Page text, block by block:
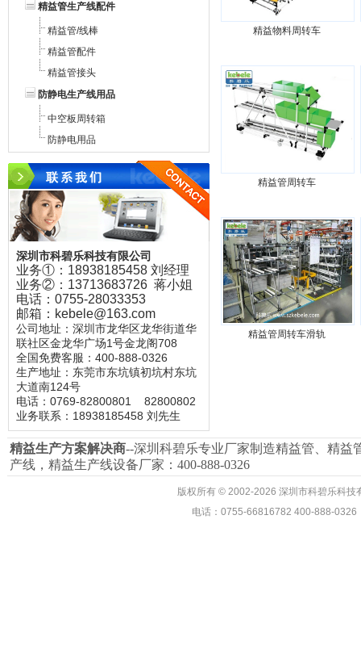
精益管生产线配件
精益管/线棒
精益管配件
精益管接头
防静电生产线用品
中空板周转箱
防静电用品
深圳市科碧乐科技有限公司
业务①：18938185458 刘经理
业务②：13713683726 蒋小姐
电话：0755-28033353
邮箱：kebele@163.com
公司地址：深圳市龙华区龙华街道华
联社区金龙华广场1号金龙阁708
全国免费客服：400-888-0326
生产地址：东莞市东坑镇初坑村东坑
大道南124号
电话：0769-82800801 82800802
业务联系：18938185458 刘先生
精益物料周转车
精益管周转车
精益管周转车滑轨
精益生产方案解决商--深圳科碧乐专业厂家制造精益管、 精益
产线，精益生产线设备厂家：400-888-0326
版权所有 © 2002-2026 深圳市科碧乐科
电话：0755-66816782 400-888-